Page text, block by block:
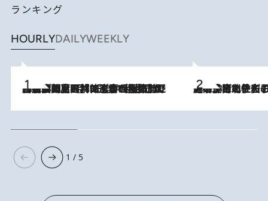
ランキング
HOURLYDAILYWEEKLY
2026.8.8
「最後に見られてよかった」上野動物園の東園パンダ舎が解体前に特別公開。8月16日まで延長されたパネル展と共に辿る“半世紀”のパンダ飼育《解体工事の図面あり》 2026.8.3
《「文士の子ども被害者の会」発足！》阿川佐和子（72）が語る遠藤周作に北杜夫、劇作家・矢代静一の子どもたちの“文豪プライベート事件簿”
1 / 5